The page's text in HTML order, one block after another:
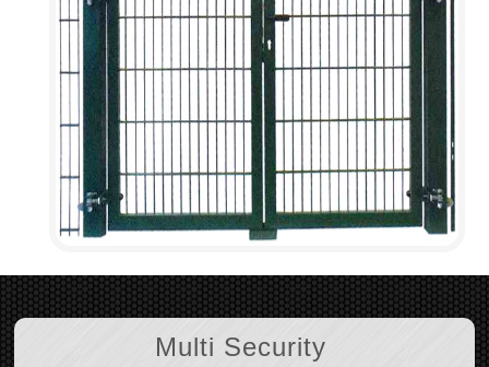
Multi Security